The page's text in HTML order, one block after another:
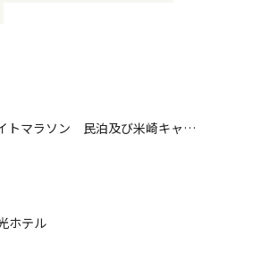
トマラソン 民泊及び米崎キャ…
ホテル